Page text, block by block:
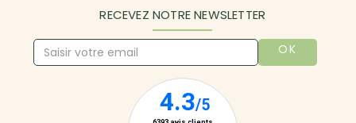
RECEVEZ NOTRE NEWSLETTER
OK